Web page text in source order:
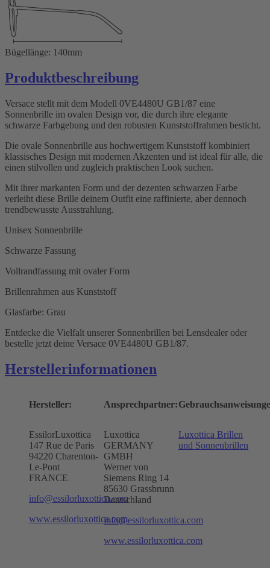
Bügellänge: 140mm
Produktbeschreibung
Versace stellt mit dem Modell 0VE4480U GB1/87 eine
Sonnenbrille im ovalen Design vor, die durch ihre elegante
schwarze Farbgebung und den robusten Kunststoffrahmen besticht.
Die ovale Sonnenbrille aus hochwertigem Kunststoff kombiniert
klassisches Design mit modernen Akzenten und ist ideal für alle, die
einen stilvollen und zugleich praktischen Look suchen.
Mit ihrer markanten Form und der dezenten schwarzen Farbe
verleiht diese Brille deinem Outfit eine raffinierte, aber dennoch
trendbewusste Ausstrahlung.
Unisex Sonnenbrille
Schwarze Fassung
Vollrandfassung mit ovaler Form
Brillenrahmen aus Kunststoff
Glasfarbe: Grau
Entdecke die Vielfalt unserer Sonnenbrillen bei Lensdealer oder
bestelle jetzt deine Versace 0VE4480U GB1/87.
Herstellerinformationen
Hersteller:
EssilorLuxottica
147 Rue de Paris
94220 Charenton-
Le-Pont
FRANCE
info@essilorluxottica.com
www.essilorluxottica.com
Ansprechpartner:
Luxottica
GERMANY
GMBH
Werner von
Siemens Ring 14
85630 Grassbrunn
Deutschland
info@essilorluxottica.com
www.essilorluxottica.com
Luxottica Brillen
und Sonnenbrillen